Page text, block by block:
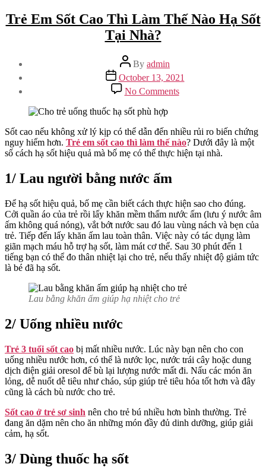
Trẻ Em Sốt Cao Thì Làm Thế Nào Hạ Sốt
Tại Nhà?
Post
author
By admin
Post
date
October 13, 2021
No Commentson
Trẻ
Cao
Thì
Làm
Tại
Nhà?
Sốt cao nếu không xử lý kịp có thể dẫn đến nhiều rủi ro biến chứng
nguy hiểm hơn. Trẻ em sốt cao thì làm thế nào? Dưới đây là một
số cách hạ sốt hiệu quả mà bố mẹ có thể thực hiện tại nhà.
1/ Lau người bằng nước ấm
Để hạ sốt hiệu quả, bố mẹ cần biết cách thực hiện sao cho đúng.
Cởi quần áo của trẻ rồi lấy khăn mềm thấm nước ấm (lưu ý nước âm
ấm không quá nóng), vắt bớt nước sau đó lau vùng nách và bẹn của
trẻ. Tiếp đến lấy khăn ấm lau toàn thân. Việc này có tác dụng làm
giãn mạch máu hỗ trợ hạ sốt, làm mát cơ thể. Sau 30 phút đến 1
tiếng bạn có thể đo thân nhiệt lại cho trẻ, nếu thấy nhiệt độ giảm tức
là bé đã hạ sốt.
Lau bằng khăn ấm giúp hạ nhiệt cho trẻ
2/ Uống nhiều nước
Trẻ 3 tuổi sốt cao bị mất nhiều nước. Lúc này bạn nên cho con
uống nhiều nước hơn, có thể là nước lọc, nước trái cây hoặc dung
dịch điện giải oresol để bù lại lượng nước mất đi. Nấu các món ăn
lỏng, dễ nuốt dễ tiêu như cháo, súp giúp trẻ tiêu hóa tốt hơn và đây
cũng là cách bù nước cho trẻ.
Sốt cao ở trẻ sơ sinh nên cho trẻ bú nhiều hơn bình thường. Trẻ
đang ăn dặm nên cho ăn những món đầy đủ dinh dưỡng, giúp giải
cảm, hạ sốt.
3/ Dùng thuốc hạ sốt